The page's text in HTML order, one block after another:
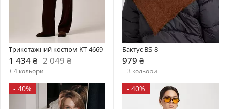
Трикотажний костюм KT-4669
1 434 ₴ 2 049 ₴
+ 4 кольори
Бактус BS-8
979 ₴
+ 3 кольори
- 40% - 40%